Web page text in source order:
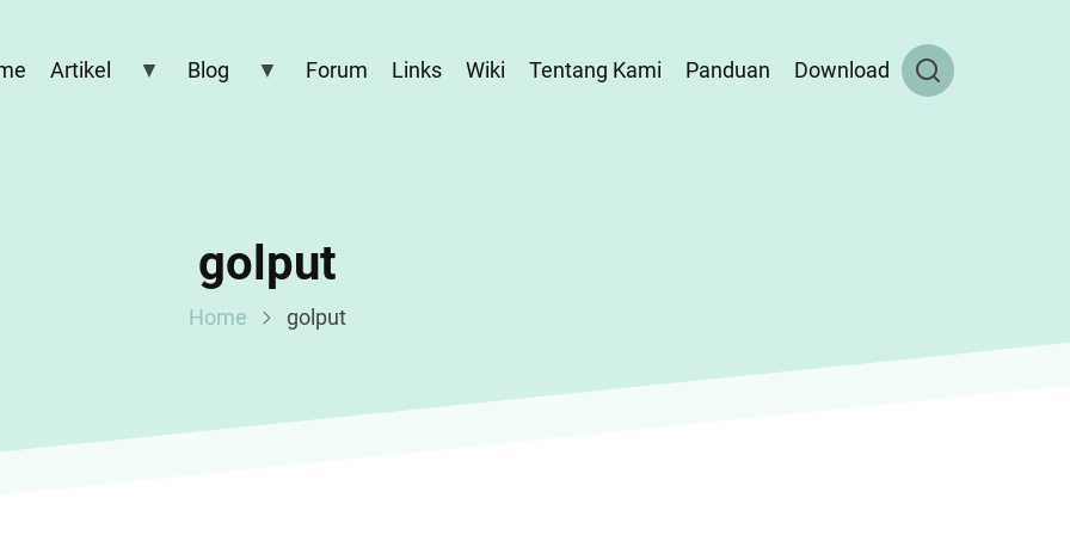
Artikel Blog Forum Links Wiki Tentang Kami Panduan Download
golput
Home golput